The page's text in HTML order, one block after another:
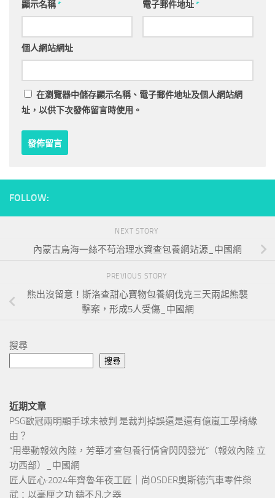
顯示名稱* 電子郵件地址*
個人網站網址
在瀏覽器中儲存顯示名稱、電子郵件地址及個人網站網
址，以供下次發佈留言時使用。
FOLLOW:
NEXT STORY
內蒙古烏海一絲不苟治理水資查包養網站源_中國網
PREVIOUS STORY
熊出沒留意！斯洛查甜心寶物包養網伐克三天兩起熊襲
擊案，形成5人受傷_中國網
搜尋
搜尋
近期文章
PSG歐冠兩明顯手球未被判 是裁判掉誤還是還有億嵐工學椅緣
由？
“用舉動報效內陸，芳華才查包養行情會閃閃發光”（報效內陸 立
功西部）_中國網
匠人匠心·2024年齊魯年夜工匠｜尚OSDER奧斯德汽車零件榮
武：以毫厘之功 鑄不凡之器